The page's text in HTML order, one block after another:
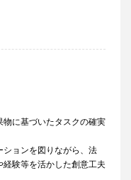
に基づいたタスクの確実
ョンを図りながら、法
験等を活かした創意工夫